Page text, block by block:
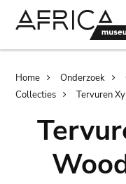
Home Onderzoek
Collecties
Tervuren